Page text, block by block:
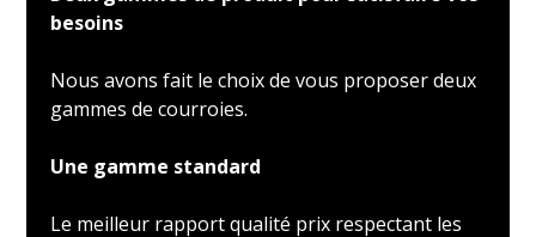
besoins
Nous avons fait le choix de vous proposer deux
gammes de courroies.
Une gamme standard
Le meilleur rapport qualité prix respectant les